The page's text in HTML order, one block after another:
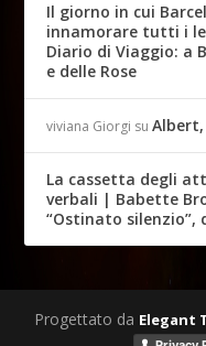
Il giorno in cui
innamorare tutti i
Diario di Viaggio: a
e delle Rose
viviana Giorgi su
La cassetta degli
verbali | Babette
“Ostinato silenzio”,
Progettato da Elegant